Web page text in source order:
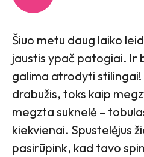
Šiuo metu daug laiko
jaustis ypač patogiai. Ir
galima atrodyti stilingai!
drabužis, toks kaip
megzta suknelė –
kiekvienai. Spustelėjus
pasirūpink, kad tavo